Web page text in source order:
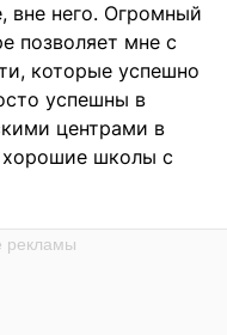
вне него. Огромный
позволяет мне с
которые успешно
успешны в
центрами в
школы с